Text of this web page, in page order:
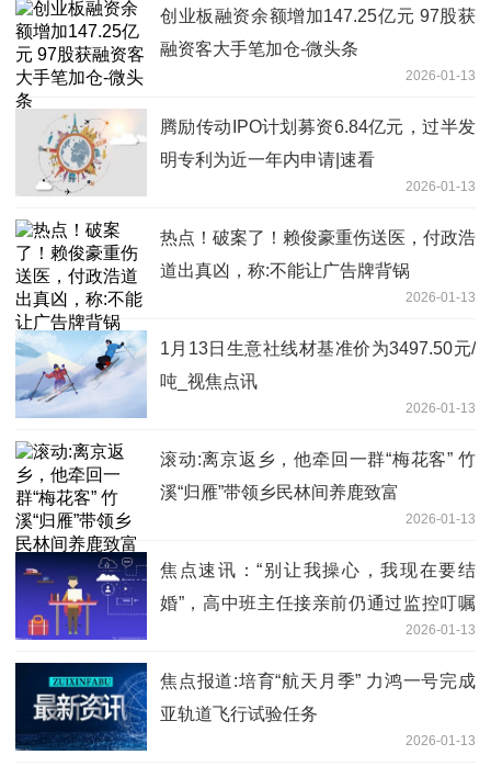
创业板融资余额增加147.25亿元 97股获
融资客大手笔加仓-微头条
2026-01-13
腾励传动IPO计划募资6.84亿元，过半发
明专利为近一年内申请|速看
2026-01-13
热点！破案了！赖俊豪重伤送医，付政浩
道出真凶，称:不能让广告牌背锅
2026-01-13
1月13日生意社线材基准价为3497.50元/
吨_视焦点讯
2026-01-13
滚动:离京返乡，他牵回一群“梅花客” 竹
溪“归雁”带领乡民林间养鹿致富
2026-01-13
焦点速讯：“别让我操心，我现在要结
婚”，高中班主任接亲前仍通过监控叮嘱
学生，网友：爱操心的班主任抽空结了个
婚
2026-01-13
焦点报道:培育“航天月季” 力鸿一号完成
亚轨道飞行试验任务
2026-01-13